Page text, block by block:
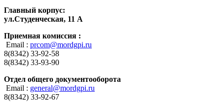
Главный корпус:
ул.Студенческая, 11 А
Приемная комиссия :
Email : prcom@mordgpi.ru
8(8342) 33-92-58
8(8342) 33-93-90
Отдел общего документооборота
Email : general@mordgpi.ru
8(8342) 33-92-67